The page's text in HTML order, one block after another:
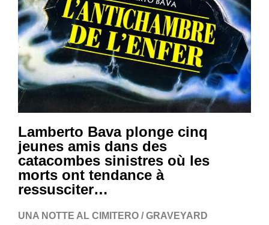
Lamberto Bava plonge cinq
jeunes amis dans des
catacombes sinistres où les
morts ont tendance à
ressusciter…
UNA NOTTE AL CIMITERO / GRAVEYARD